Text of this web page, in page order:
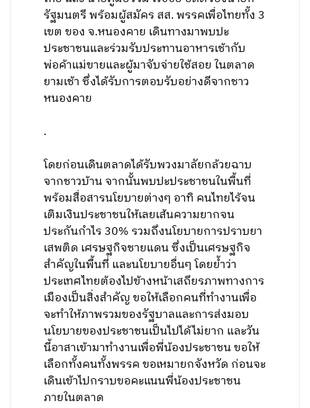
รัฐมนตรี พร้อมผู้สมัคร สส. พรรคเพื่อไทยทั้ง 3
เขต ของ จ.หนองคาย เดินทางมาพบปะ
ประชาชนและร่วมรับประทานอาหารเช้ากับ
พ่อค้าแม่ขายและผู้มาจับจ่ายใช้สอย ในตลาด
ยามเช้า ซึ่งได้รับการตอบรับอย่างดีจากชาว
หนองคาย
.
โดยก่อนเดินตลาดได้รับพวงมาลัยกล้วยฉาบ
จากชาวบ้าน จากนั้นพบปะประชาชนในพื้นที่
พร้อมสื่อสารนโยบายต่างๆ อาทิ คนไทยไร้จน
เติมเงินประชาชนให้เลยเส้นความยากจน
ประกันกำไร 30% รวมถึงนโยบายการปราบยา
เสพติด เศรษฐกิจชายแดน ซึ่งเป็นเศรษฐกิจ
สำคัญในพื้นที่ และนโยบายอื่นๆ โดยย้ำว่า
ประเทศไทยต้องไปข้างหน้าเสถียรภาพทางการ
เมืองเป็นสิ่งสำคัญ ขอให้เลือกคนที่ทำงานเพื่อ
จะทำให้ภาพรวมของรัฐบาลและการส่งมอบ
นโยบายของประชาชนเป็นไปได้ไม่ยาก และวัน
นี้อาสาเข้ามาทำงานเพื่อพี่น้องประชาชน ขอให้
เลือกทั้งคนทั้งพรรค ขอเหมายกจังหวัด ก่อนจะ
เดินเข้าไปกราบขอคะแนนพี่น้องประชาชน
ภายในตลาด